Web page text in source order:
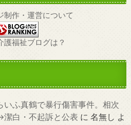
制作・運営について
護福祉ブログは？
いふ真鶴で暴行傷害事件。相次
潔白・不起訴と公表 に 名無し よ